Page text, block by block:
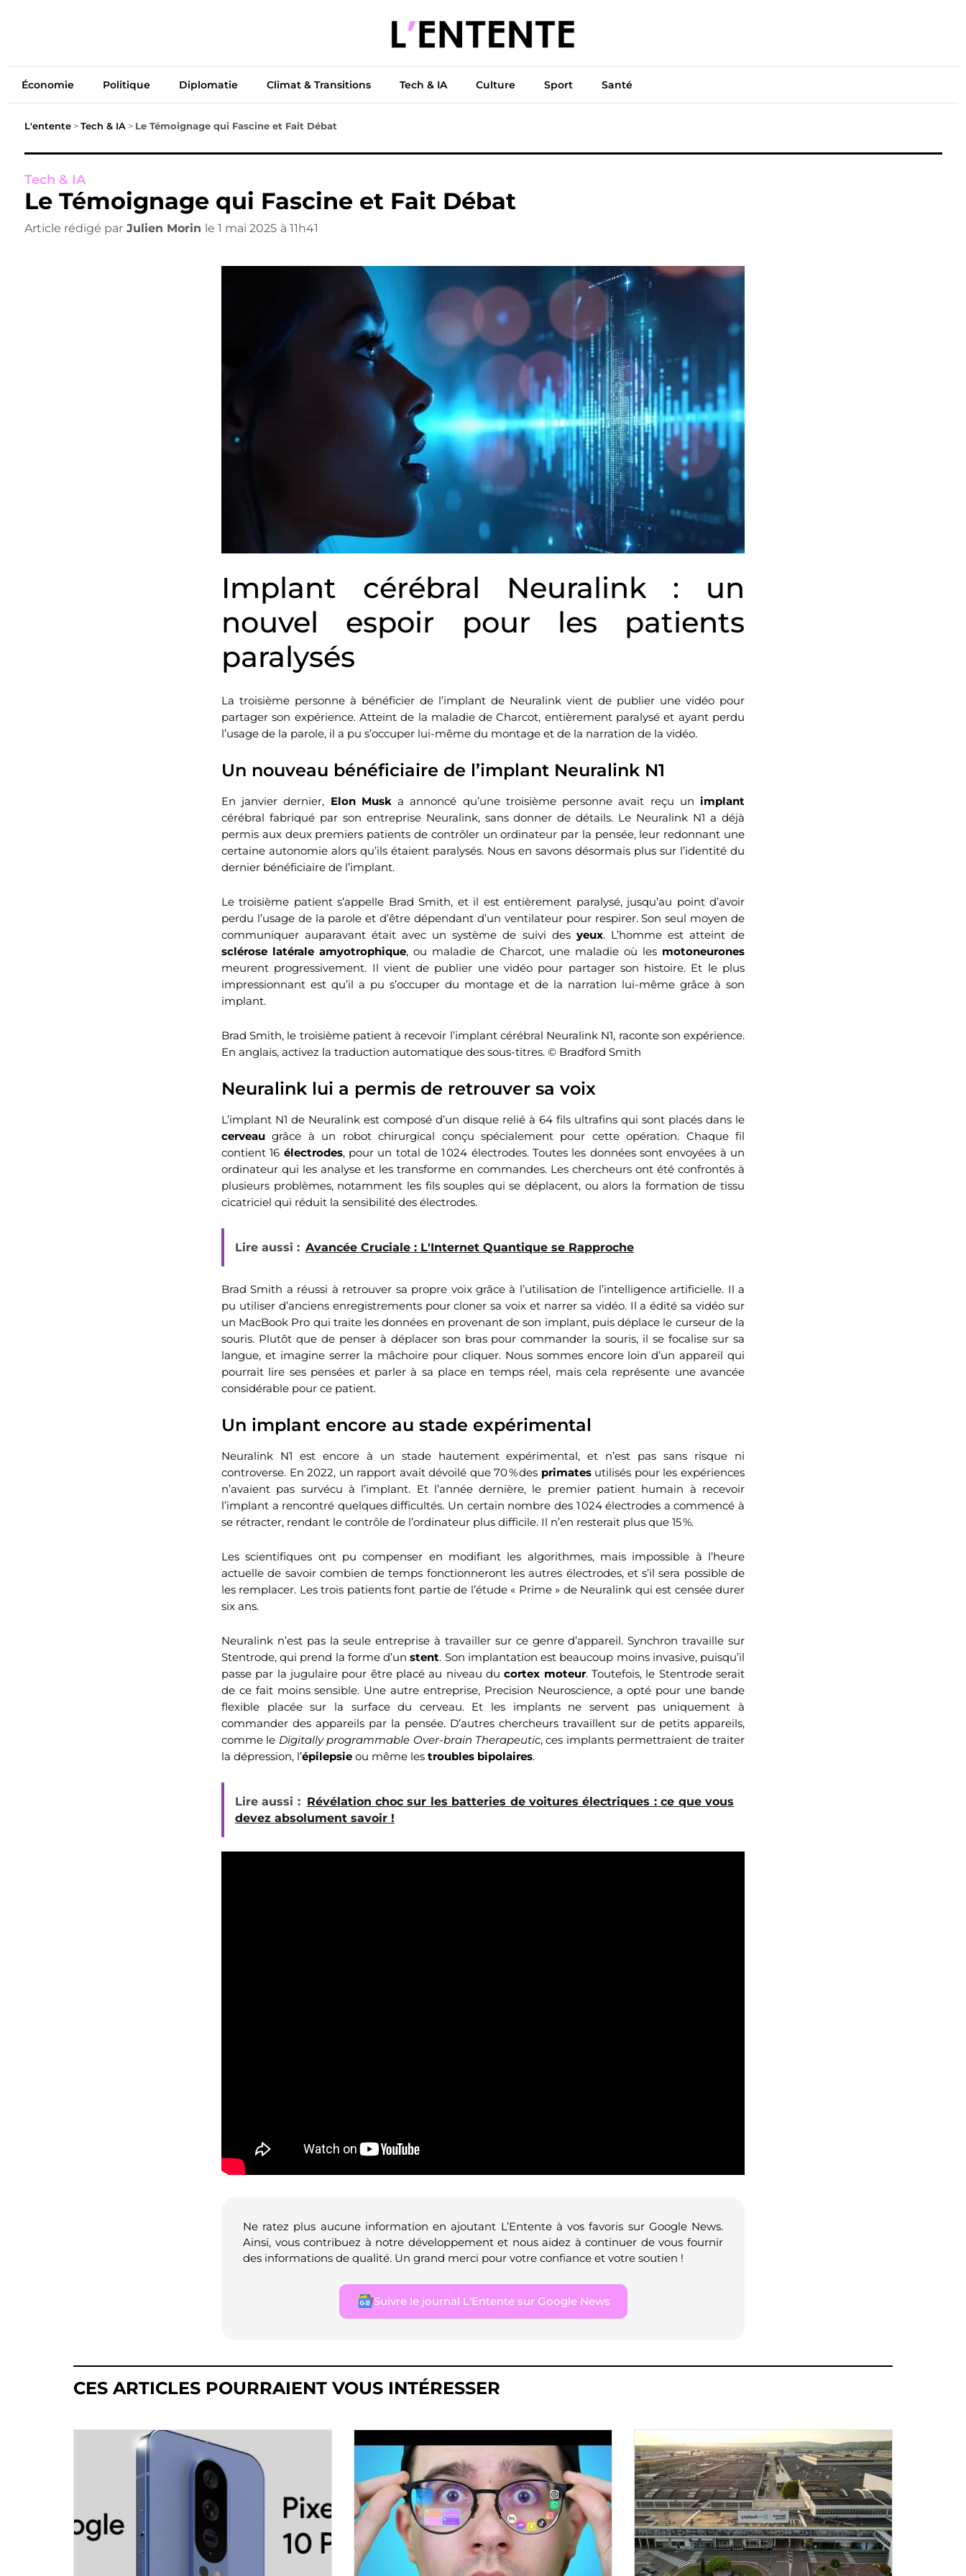
Diplomatie Climat & Transitions Tech & IA
Économie Politique Diplomatie Climat & Transitions Tech & IA Culture Sport Santé
L'entente> Tech & IA> Le Témoignage qui Fascine et Fait Débat
Tech & IA
Le Témoignage qui Fascine et Fait Débat
Article rédigé par Julien Morin le 1 mai 2025 à 11h41
Implant cérébral Neuralink : un
nouvel espoir pour les patients
paralysés
La troisième personne à bénéficier de l’implant de Neuralink vient de publier une vidéo pour
partager son expérience. Atteint de la maladie de Charcot, entièrement paralysé et ayant perdu
l’usage de la parole, il a pu s’occuper lui-même du montage et de la narration de la vidéo.
Un nouveau bénéficiaire de l’implant Neuralink N1
En janvier dernier, Elon Muska annoncé qu’une troisième personne avait reçu unimplant
cérébral fabriqué par son entreprise Neuralink, sans donner de détails. Le Neuralink N1 a déjà
permis aux deux premiers patients de contrôler un ordinateur par la pensée, leur redonnant une
certaine autonomie alors qu’ils étaient paralysés. Nous en savons désormais plus sur l’identité du
dernier bénéficiaire de l’implant.
Le troisième patient s’appelle Brad Smith, et il est entièrement paralysé, jusqu’au point d’avoir
perdu l’usage de la parole et d’être dépendant d’un ventilateur pour respirer. Son seul moyen de
communiquer auparavant était avec un système de suivi des yeux. L’homme est atteint de
sclérose latérale amyotrophique, ou maladie de Charcot, une maladie où les motoneurones
meurent progressivement. Il vient de publier une vidéo pour partager son histoire. Et le plus
impressionnant est qu’il a pu s’occuper du montage et de la narration lui-même grâce à son
implant.
Brad Smith, le troisième patient à recevoir l’implant cérébral Neuralink N1, raconte son expérience.
En anglais, activez la traduction automatique des sous-titres. © Bradford Smith
Neuralink lui a permis de retrouver sa voix
L’implant N1 de Neuralink est composé d’un disque relié à 64 fils ultrafins qui sont placés dans le
cerveau grâce à un robot chirurgical conçu spécialement pour cette opération. Chaque fil
contient 16 électrodes, pour un total de 1 024 électrodes. Toutes les données sont envoyées à un
ordinateur qui les analyse et les transforme en commandes. Les chercheurs ont été confrontés à
plusieurs problèmes, notamment les fils souples qui se déplacent, ou alors la formation de tissu
cicatriciel qui réduit la sensibilité des électrodes.
Lire aussi : Avancée Cruciale : L'Internet Quantique se Rapproche
Brad Smith a réussi à retrouver sa propre voix grâce à l’utilisation de l’intelligence artificielle. Il a
pu utiliser d’anciens enregistrements pour cloner sa voix et narrer sa vidéo. Il a édité sa vidéo sur
un MacBook Pro qui traite les données en provenant de son implant, puis déplace le curseur de la
souris. Plutôt que de penser à déplacer son bras pour commander la souris, il se focalise sur sa
langue, et imagine serrer la mâchoire pour cliquer. Nous sommes encore loin d’un appareil qui
pourrait lire ses pensées et parler à sa place en temps réel, mais cela représente une avancée
considérable pour ce patient.
Un implant encore au stade expérimental
Neuralink N1 est encore à un stade hautement expérimental, et n’est pas sans risque ni
controverse. En 2022, un rapport avait dévoilé que 70 % des primatesutilisés pour les expériences
n’avaient pas survécu à l’implant. Et l’année dernière, le premier patient humain à recevoir
l’implant a rencontré quelques difficultés. Un certain nombre des 1 024 électrodes a commencé à
se rétracter, rendant le contrôle de l’ordinateur plus difficile. Il n’en resterait plus que 15 %.
Les scientifiques ont pu compenser en modifiant les algorithmes, mais impossible à l’heure
actuelle de savoir combien de temps fonctionneront les autres électrodes, et s’il sera possible de
les remplacer. Les trois patients font partie de l’étude « Prime » de Neuralink qui est censée durer
six ans.
Neuralink n’est pas la seule entreprise à travailler sur ce genre d’appareil. Synchron travaille sur
Stentrode, qui prend la forme d’unstent. Son implantation est beaucoup moins invasive, puisqu’il
passe par la jugulaire pour être placé au niveau ducortex moteur. Toutefois, le Stentrode serait
de ce fait moins sensible. Une autre entreprise, Precision Neuroscience, a opté pour une bande
flexible placée sur la surface du cerveau. Et les implants ne servent pas uniquement à
commander des appareils par la pensée. D’autres chercheurs travaillent sur de petits appareils,
comme le Digitally programmable Over-brain Therapeutic, ces implants permettraient de traiter
la dépression, l’épilepsie ou même les troubles bipolaires.
Lire aussi : Révélation choc sur les batteries de voitures électriques : ce que vous
devez absolument savoir !
Ne ratez plus aucune information en ajoutant L’Entente à vos favoris sur Google News.
Ainsi, vous contribuez à notre développement et nous aidez à continuer de vous fournir
des informations de qualité. Un grand merci pour votre confiance et votre soutien !
Suivre le journal L'Entente sur Google News
CES ARTICLES POURRAIENT VOUS INTÉRESSER